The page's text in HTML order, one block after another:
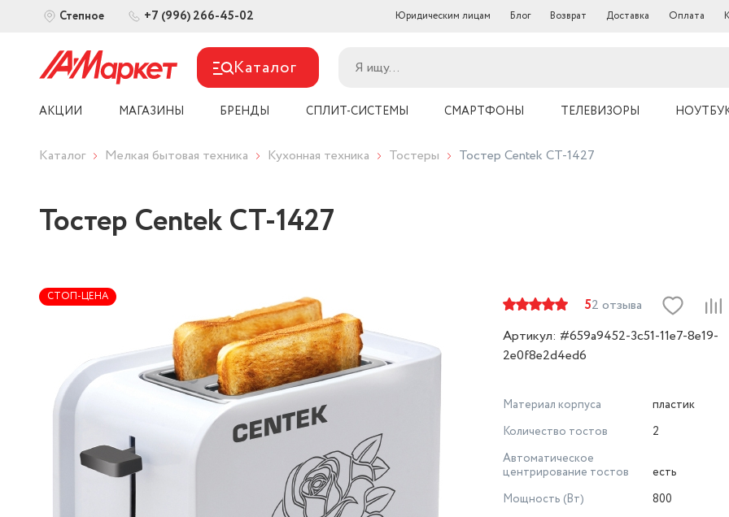
Степное +7 (996) 266-45-02 Юридическим лицам Блог Возврат Доставка Оплата
Каталог
АКЦИИ МАГАЗИНЫ БРЕНДЫ СПЛИТ-СИСТЕМЫ СМАРТФОНЫ ТЕЛЕВИЗОРЫ
Каталог Мелкая бытовая техника Кухонная техника Тостеры Тостер Centek СТ-1427
Тостер Centek СТ-1427
СТОП-ЦЕНА 52 отзыва
Артикул: #659a9452-3c51-11e7-8e19-
2e0f8e2d4ed6
Материал корпуса
пластик
Количество тостов
2
Автоматическое
центрирование тостов
есть
Мощность (Вт)
800